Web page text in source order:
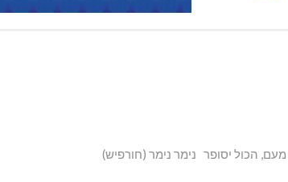
מעם, הכול יסופר נימר נימר (חורפיש)